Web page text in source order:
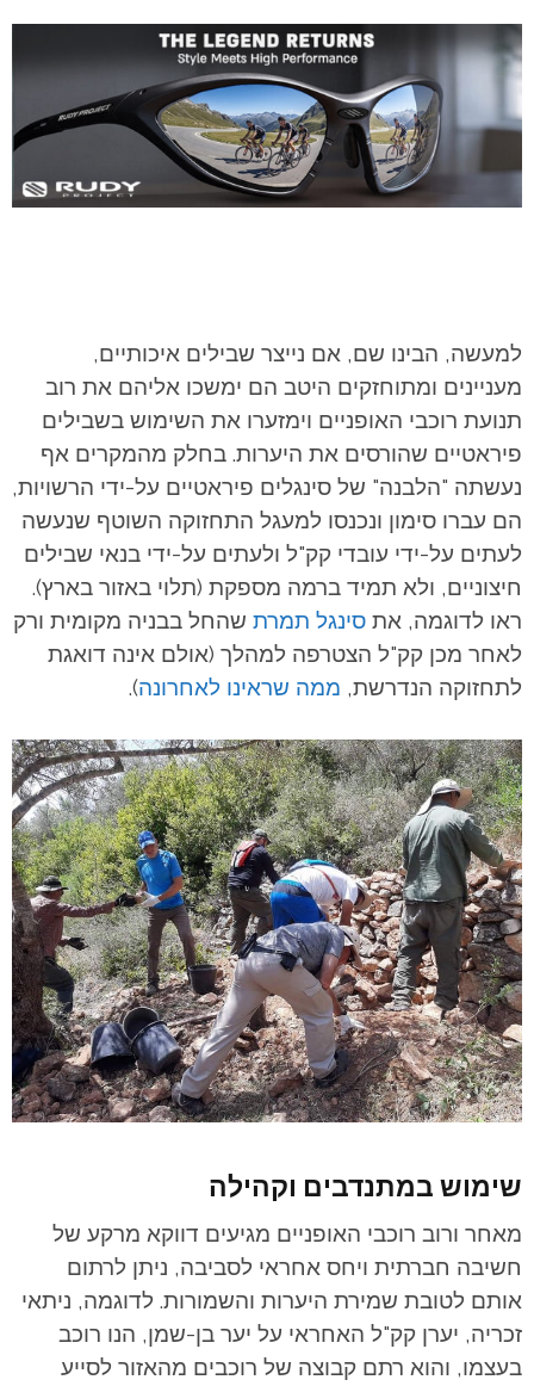
למעשה, הבינו שם, אם נייצר שבילים איכותיים,
מעניינים ומתוחזקים היטב הם ימשכו אליהם את רוב
תנועת רוכבי האופניים וימזערו את השימוש בשבילים
פיראטיים שהורסים את היערות. בחלק מהמקרים אף
נעשתה "הלבנה" של סינגלים פיראטיים על-ידי הרשויות,
הם עברו סימון ונכנסו למעגל התחזוקה השוטף שנעשה
לעתים על-ידי עובדי קק"ל ולעתים על-ידי בנאי שבילים
חיצוניים, ולא תמיד ברמה מספקת (תלוי באזור בארץ).
ראו לדוגמה, את סינגל תמרת שהחל בבניה מקומית ורק
לאחר מכן קק"ל הצטרפה למהלך (אולם אינה דואגת
לתחזוקה הנדרשת, ממה שראינו לאחרונה).
שימוש במתנדבים וקהילה
מאחר ורוב רוכבי האופניים מגיעים דווקא מרקע של
חשיבה חברתית ויחס אחראי לסביבה, ניתן לרתום
אותם לטובת שמירת היערות והשמורות. לדוגמה, ניתאי
זכריה, יערן קק"ל האחראי על יער בן-שמן, הנו רוכב
בעצמו, והוא רתם קבוצה של רוכבים מהאזור לסייע